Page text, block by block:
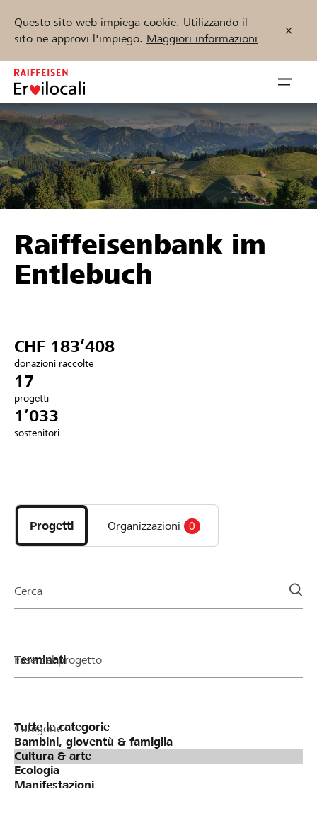
Questo sito web impiega cookie. Utilizzando il
sito ne approvi l'impiego. Maggiori informazioni
Zum
Inhalt
springen
öffnen
Sostenere
Aiuto & supporto
Collegarsi
Trova progetti e organizzazioni
Inizia ora
DE FR IT
Raiffeisenbank im
Entlebuch
CHF 183’408
donazioni raccolte
17
progetti
1’033
sostenitori
i
progetti
e
della
Progetti Organizzazioni 0
Cerca
Fase del progetto
Categorie